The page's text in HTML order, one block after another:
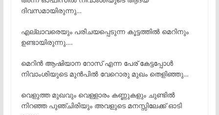
ദിവസമായിരുന്നു…
എല്ലാവരെയും പരിചയപ്പെടുന്ന കൂട്ടത്തിൽ മെറിനും
ഉണ്ടായിരുന്നു….
മെറിൻ ആഷിയാന റോസ് എന്ന പേര് കേട്ടപ്പോൾ
നിവാംശിയുടെ മുൻപിൽ വേറൊരു മുഖം തെളിഞ്ഞു…
വെളുത്ത മുഖവും വെള്ളാരം കണ്ണുകളും ചുണ്ടിൽ
നിറഞ്ഞ പുഞ്ചിരിയും അവളുടെ മനസ്സിലേക്ക് ഓടി